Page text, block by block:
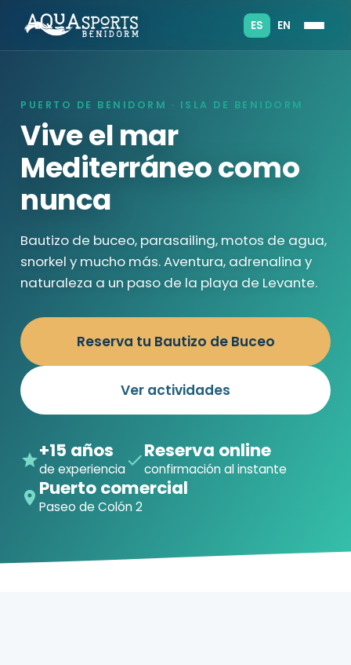
ES EN
PUERTO DE BENIDORM · ISLA DE BENIDORM
Vive el mar
Mediterráneo como
nunca
Bautizo de buceo, parasailing, motos de agua,
snorkel y mucho más. Aventura, adrenalina y
naturaleza a un paso de la playa de Levante.
Reserva tu Bautizo de Buceo
Ver actividades
+15 años
de experiencia
Reserva online
confirmación al instante
Puerto comercial
Paseo de Colón 2